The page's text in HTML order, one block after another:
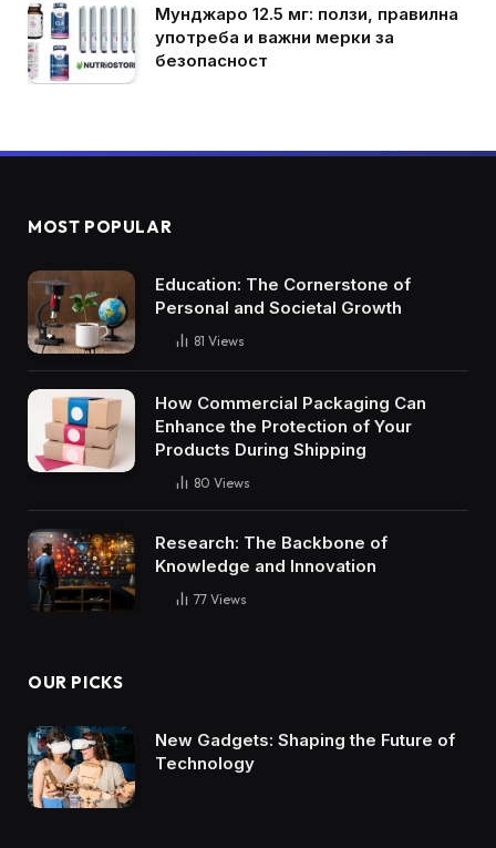
Мунджаро 12.5 мг: ползи, правилна
употреба и важни мерки за
безопасност
MOST POPULAR
Education: The Cornerstone of
Personal and Societal Growth
81 Views
How Commercial Packaging Can
Enhance the Protection of Your
Products During Shipping
80 Views
Research: The Backbone of
Knowledge and Innovation
77 Views
OUR PICKS
New Gadgets: Shaping the Future of
Technology